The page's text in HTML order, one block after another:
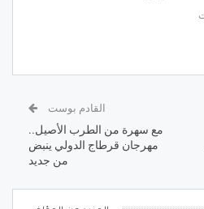
القادم بوست
مع سهرة من الطرب الأصيل..
مهرجان قرطاج الدولي ينبض
من جديد